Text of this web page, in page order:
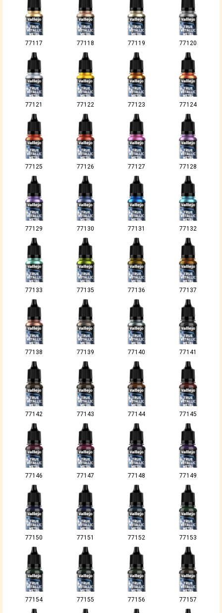
77117 77118 77119 77120
77121 77122 77123 77124
77125 77126 77127 77128
77129 77130 77131 77132
77133 77135 77136 77137
77138 77139 77140 77141
77142 77143 77144 77145
77146 77147 77148 77149
77150 77151 77152 77153
77154 77155 77156 77157